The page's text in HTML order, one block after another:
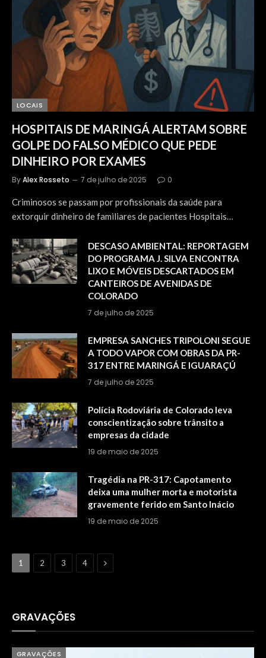
LOCAIS
HOSPITAIS DE MARINGÁ ALERTAM SOBRE
GOLPE DO FALSO MÉDICO QUE PEDE
DINHEIRO POR EXAMES
ByAlex Rosseto 7 de julho de 2025 0
Criminosos se passam por profissionais da saúde para
extorquir dinheiro de familiares de pacientes Hospitais…
DESCASO AMBIENTAL: REPORTAGEM
DO PROGRAMA J. SILVA ENCONTRA
LIXO E MÓVEIS DESCARTADOS EM
CANTEIROS DE AVENIDAS DE
COLORADO
7 de julho de 2025
EMPRESA SANCHES TRIPOLONI SEGUE
A TODO VAPOR COM OBRAS DA PR-
317 ENTRE MARINGÁ E IGUARAÇÚ
7 de julho de 2025
Polícia Rodoviária de Colorado leva
conscientização sobre trânsito a
empresas da cidade
19 de maio de 2025
Tragédia na PR-317: Capotamento
deixa uma mulher morta e motorista
gravemente ferido em Santo Inácio
19 de maio de 2025
1 2 3 4 Next
GRAVAÇÕES
GRAVAÇÕES